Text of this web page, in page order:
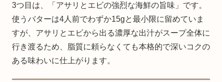
3つ目は、「アサリとエビの強烈な海鮮の旨味」です。
使うバターは4人前でわずか15gと最小限に留めていま
すが、アサリとエビから出る濃厚な出汁がスープ全体に
行き渡るため、脂質に頼らなくても本格的で深いコクの
ある味わいに仕上がります。